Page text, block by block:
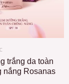
trắng da toàn
nắng Rosanas